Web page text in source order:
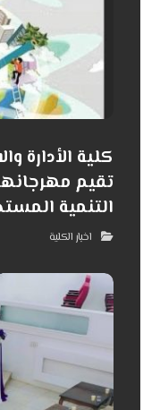
كلية الأدارة
تقيم
التنمية
اخبار الكلية